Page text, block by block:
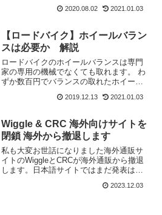
す。ワイヤートラブルには前兆がありま
兆を知れば前もって交換できます。どう
いう症状なのか？解説します。
2020.08.02 2021.01.03
【ロードバイク】ホイールバラン
スは必要か 解説
ロードバイクのホイールバランスは専門
家の専用の機械でなくても取れます。 わ
ずか数百円でバランスの取れたホイール
2019.12.13 2021.01.03
Wiggle & CRC 海外向けサイトを
閉鎖 海外から撤退します
私も大変お世話になりました海外通販サ
イトのWiggleとCRCが海外通販から撤退
します。日本語サイトではまだ発表はさ
売に集中するようです。時期的には「数
2023.12.03